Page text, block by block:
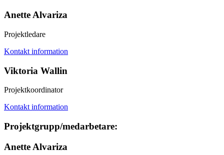
Anette Alvariza
Projektledare
Kontakt information
Viktoria Wallin
Projektkoordinator
Kontakt information
Projektgrupp/medarbetare:
Anette Alvariza